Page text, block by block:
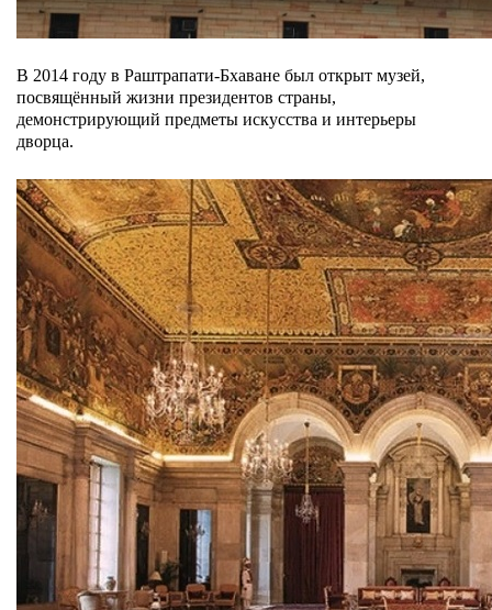
В 2014 году в Раштрапати-Бхаване был открыт музей,
посвящённый жизни президентов страны,
демонстрирующий предметы искусства и интерьеры
дворца.